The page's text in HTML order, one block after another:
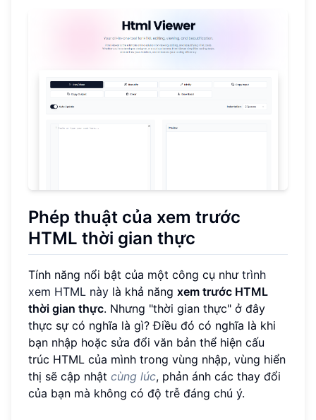
Phép thuật của xem trước
HTML thời gian thực
Tính năng nổi bật của một công cụ như trình
xem HTML này là khả năng xem trước HTML
thời gian thực. Nhưng "thời gian thực" ở đây
thực sự có nghĩa là gì? Điều đó có nghĩa là khi
bạn nhập hoặc sửa đổi văn bản thể hiện cấu
trúc HTML của mình trong vùng nhập, vùng hiển
thị sẽ cập nhật cùng lúc, phản ánh các thay đổi
của bạn mà không có độ trễ đáng chú ý.